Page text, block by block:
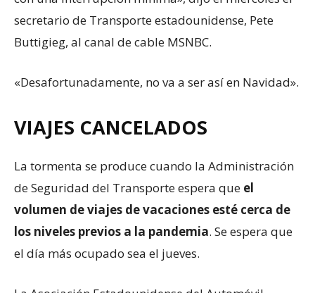
secretario de Transporte estadounidense, Pete
Buttigieg, al canal de cable MSNBC.
«Desafortunadamente, no va a ser así en Navidad».
VIAJES CANCELADOS
La tormenta se produce cuando la Administración
de Seguridad del Transporte espera que el
volumen de viajes de vacaciones esté cerca de
los niveles previos a la pandemia. Se espera que
el día más ocupado sea el jueves.